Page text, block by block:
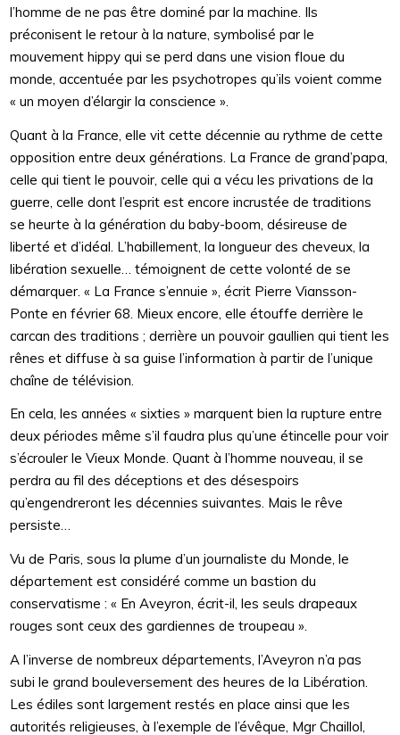
l’homme de ne pas être dominé par la machine. Ils
préconisent le retour à la nature, symbolisé par le
mouvement hippy qui se perd dans une vision floue du
monde, accentuée par les psychotropes qu’ils voient comme
« un moyen d’élargir la conscience ».
Quant à la France, elle vit cette décennie au rythme de cette
opposition entre deux générations. La France de grand’papa,
celle qui tient le pouvoir, celle qui a vécu les privations de la
guerre, celle dont l’esprit est encore incrustée de traditions
se heurte à la génération du baby-boom, désireuse de
liberté et d’idéal. L’habillement, la longueur des cheveux, la
libération sexuelle… témoignent de cette volonté de se
démarquer. « La France s’ennuie », écrit Pierre Viansson-
Ponte en février 68. Mieux encore, elle étouffe derrière le
carcan des traditions ; derrière un pouvoir gaullien qui tient les
rênes et diffuse à sa guise l’information à partir de l’unique
chaîne de télévision.
En cela, les années « sixties » marquent bien la rupture entre
deux périodes même s’il faudra plus qu’une étincelle pour voir
s’écrouler le Vieux Monde. Quant à l’homme nouveau, il se
perdra au fil des déceptions et des désespoirs
qu’engendreront les décennies suivantes. Mais le rêve
persiste…
Vu de Paris, sous la plume d’un journaliste du Monde, le
département est considéré comme un bastion du
conservatisme : « En Aveyron, écrit-il, les seuls drapeaux
rouges sont ceux des gardiennes de troupeau ».
A l’inverse de nombreux départements, l’Aveyron n’a pas
subi le grand bouleversement des heures de la Libération.
Les édiles sont largement restés en place ainsi que les
autorités religieuses, à l’exemple de l’évêque, Mgr Chaillol,